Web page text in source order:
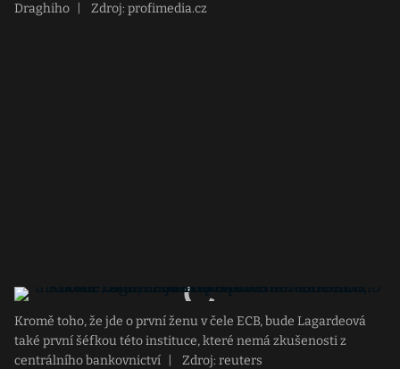
Draghiho
Zdroj: profimedia.cz
Kromě toho, že jde o první ženu v čele ECB, bude Lagardeová
také první šéfkou této instituce, které nemá zkušenosti z
centrálního bankovnictví
Zdroj: reuters